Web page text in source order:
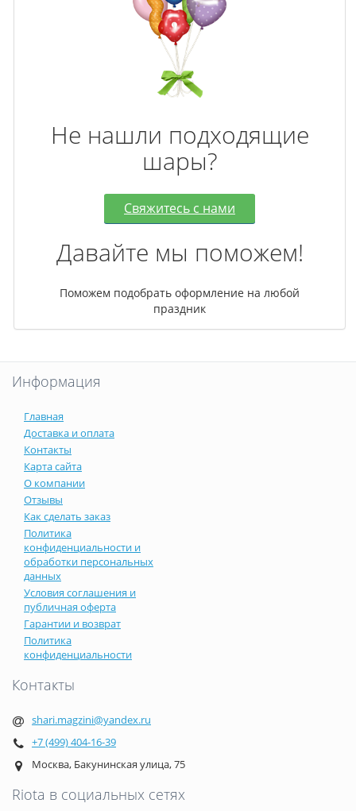
Не нашли подходящие
шары?
Свяжитесь с нами
Давайте мы поможем!
Поможем подобрать оформление на любой
праздник
Информация
Главная
Доставка и оплата
Контакты
Карта сайта
О компании
Отзывы
Как сделать заказ
Политика
конфиденциальности и
обработки персональных
данных
Условия соглашения и
публичная оферта
Гарантии и возврат
Политика
конфиденциальности
Контакты
shari.magzini@yandex.ru
+7 (499) 404-16-39
Москва, Бакунинская улица, 75
Riota в социальных сетях